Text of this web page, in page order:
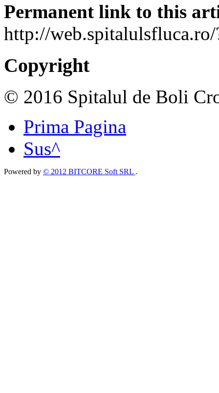
Permanent link to this
http://web.spitalulsfluca.ro/
Copyright
© 2016 Spitalul de Boli
Prima Pagina
Sus^
Powered by © 2012 BITCORE Soft SRL .